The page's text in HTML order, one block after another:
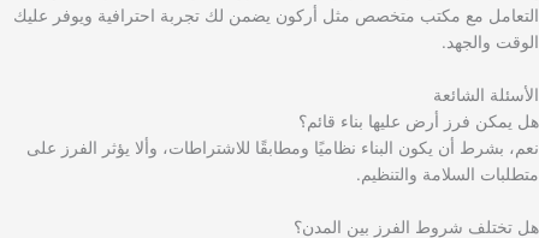
التعامل مع مكتب متخصص مثل أركون يضمن لك تجربة احترافية ويوفر عليك
الوقت والجهد.
الأسئلة الشائعة
هل يمكن فرز أرض عليها بناء قائم؟
نعم، بشرط أن يكون البناء نظاميًا ومطابقًا للاشتراطات، وألا يؤثر الفرز على
متطلبات السلامة والتنظيم.
هل تختلف شروط الفرز بين المدن؟